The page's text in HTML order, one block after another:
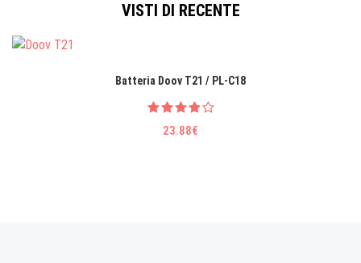
VISTI DI RECENTE
Batteria Doov T21 / PL-C18
23.88€